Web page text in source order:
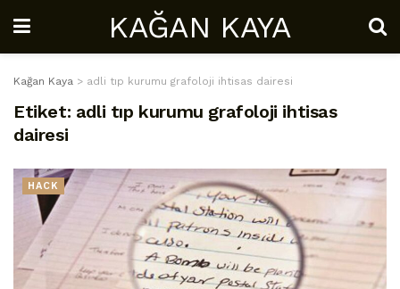
KAĞAN KAYA
Kağan Kaya > adli tıp kurumu grafoloji ihtisas dairesi
Etiket: adli tıp kurumu grafoloji ihtisas
dairesi
HACK